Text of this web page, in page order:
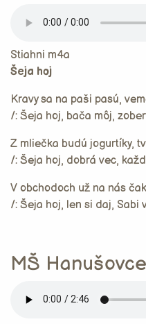
Stiahni m4a
Šeja hoj
Kravy sa na paši pasú,
/: Šeja hoj, bača môj,
Z mliečka budú jogurtíky,
/: Šeja hoj, dobrá vec,
V obchodoch už na nás
/: Šeja hoj, len si daj, Sabi
MŠ Hanušovce